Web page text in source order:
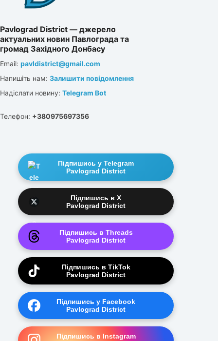
Pavlograd District — джерело
актуальних новин Павлограда та
громад Західного Донбасу
Email: pavldistrict@gmail.com
Напишіть нам: Залишити повідомлення
Надіслати новину: Telegram Bot
Телефон: +380975697356
Підпишись у Telegram
Pavlograd District
Підпишись в X
Pavlograd District
Підпишись в Threads
Pavlograd District
Підпишись в TikTok
Pavlograd District
Підпишись у Facebook
Pavlograd District
Підпишись в Instagram